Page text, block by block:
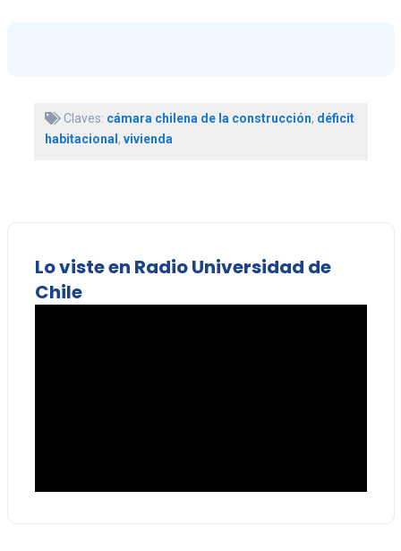
Claves: cámara chilena de la construcción, déficit
habitacional , vivienda
Lo viste en Radio Universidad de
Chile